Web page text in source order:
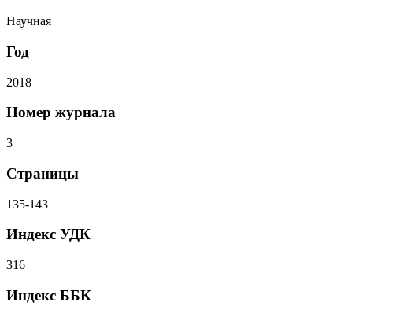
Научная
Год
2018
Номер журнала
3
Страницы
135-143
Индекс УДК
316
Индекс ББК